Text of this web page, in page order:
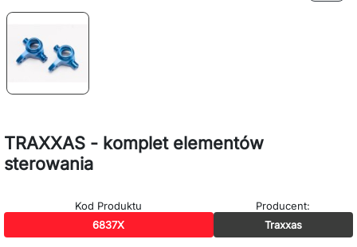
TRAXXAS - komplet elementów
sterowania
Kod Produktu
6837X
Producent:
Traxxas